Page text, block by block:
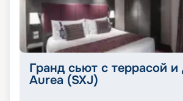
Гранд сьют с террасой и
Aurea (SXJ)